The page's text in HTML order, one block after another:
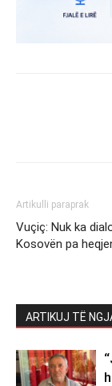
Artikulli paraprak
Vuçiç: Nuk ka
Kosovën pa
ARTIKUJ TË